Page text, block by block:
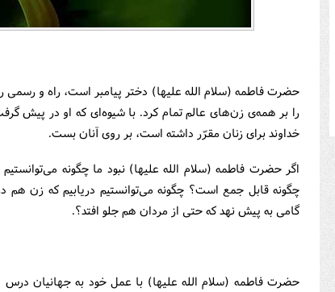
حضرت فاطمه (سلام الله علیها) دختر پیامبر است، راه و رسمی
را بر همه‌ی زن‌های عالم تمام كرد. با شیوه‌ای كه او در پیش
خداوند برای زنان مقرّر داشته است، بر روی آنان بست.
اگر حضرت فاطمه (سلام الله علیها) نبود ما چگونه
چگونه قابل جمع است؟ چگونه می‌توانستیم دریابیم كه زن هم
گامی به پیش نهد كه حتی از مردان هم جلو افتد؟.
حضرت فاطمه (سلام الله علیها) با عمل خود به جهانیان